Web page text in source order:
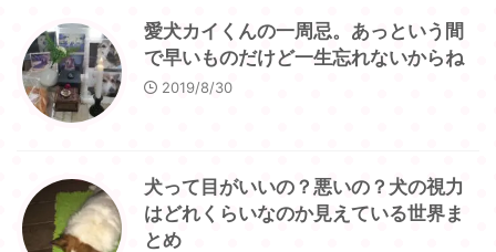
愛犬カイくんの一周忌。あっという間
で早いものだけど一生忘れないからね
2019/8/30
犬って目がいいの？悪いの？犬の視力
はどれくらいなのか見えている世界ま
とめ